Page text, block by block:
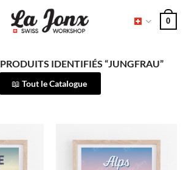
0
PRODUITS IDENTIFIÉS “JUNGFRAU”
Tout le Catalogue